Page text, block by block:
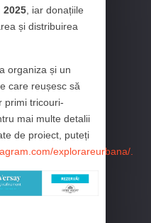
2025 , iar donațiile
și distribuirea
organiza și un
care reușesc să
primi tricouri-
mai multe detalii
de proiect, puteți
explorareurbana/.